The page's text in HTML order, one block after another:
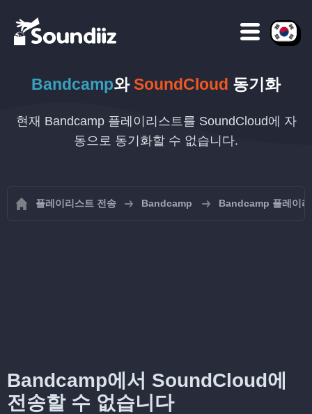
Bandcamp와SoundCloud 동기화
현재 Bandcamp 플레이리스트를 SoundCloud에 자
동으로 동기화할 수 없습니다.
플레이리스트 전송 Bandcamp Bandcamp 플레이
Bandcamp에서 SoundCloud에
전송할 수 없습니다